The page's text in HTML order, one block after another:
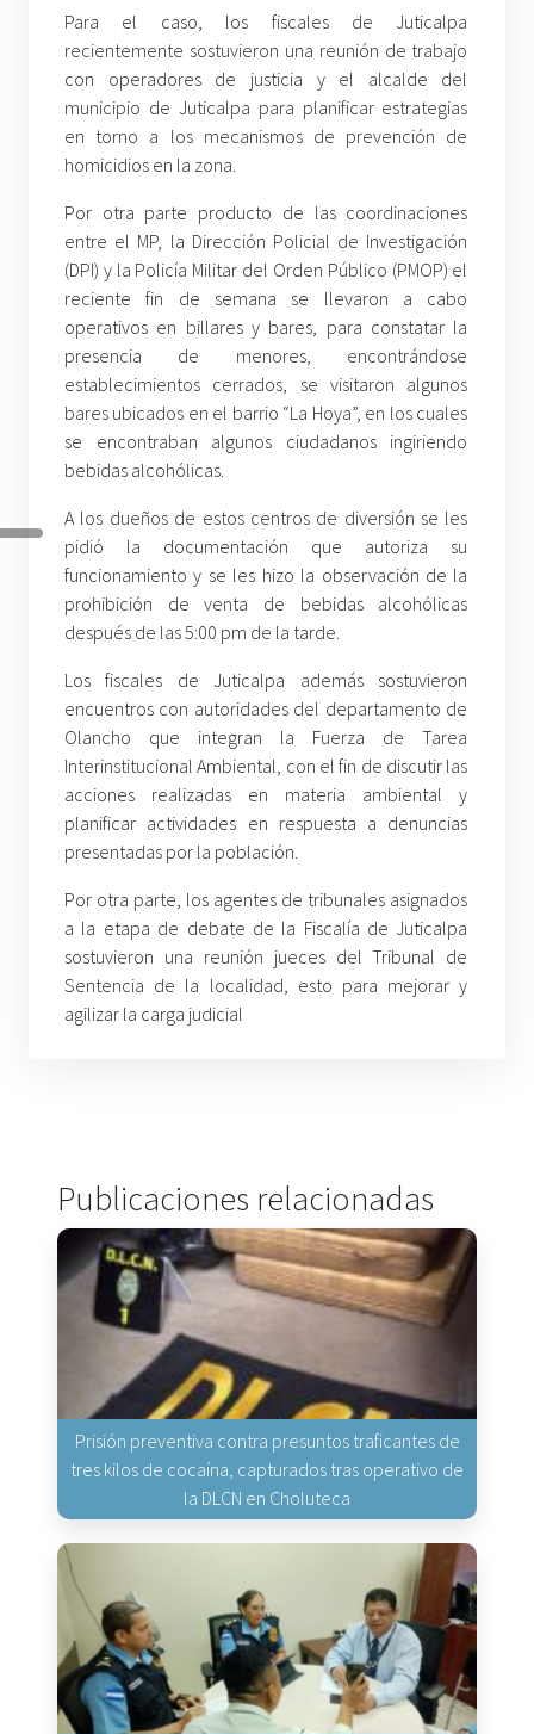
Para el caso, los fiscales de Juticalpa
recientemente sostuvieron una reunión de trabajo
con operadores de justicia y el alcalde del
municipio de Juticalpa para planificar estrategias
en torno a los mecanismos de prevención de
homicidios en la zona.
Por otra parte producto de las coordinaciones
entre el MP, la Dirección Policial de Investigación
(DPI) y la Policía Militar del Orden Público (PMOP) el
reciente fin de semana se llevaron a cabo
operativos en billares y bares, para constatar la
presencia de menores, encontrándose
establecimientos cerrados, se visitaron algunos
bares ubicados en el barrio “La Hoya”, en los cuales
se encontraban algunos ciudadanos ingiriendo
bebidas alcohólicas.
A los dueños de estos centros de diversión se les
pidió la documentación que autoriza su
funcionamiento y se les hizo la observación de la
prohibición de venta de bebidas alcohólicas
después de las 5:00 pm de la tarde.
Los fiscales de Juticalpa además sostuvieron
encuentros con autoridades del departamento de
Olancho que integran la Fuerza de Tarea
Interinstitucional Ambiental, con el fin de discutir las
acciones realizadas en materia ambiental y
planificar actividades en respuesta a denuncias
presentadas por la población.
Por otra parte, los agentes de tribunales asignados
a la etapa de debate de la Fiscalía de Juticalpa
sostuvieron una reunión jueces del Tribunal de
Sentencia de la localidad, esto para mejorar y
agilizar la carga judicial
Publicaciones relacionadas
Prisión preventiva contra presuntos traficantes de
tres kilos de cocaína, capturados tras operativo de
la DLCN en Choluteca